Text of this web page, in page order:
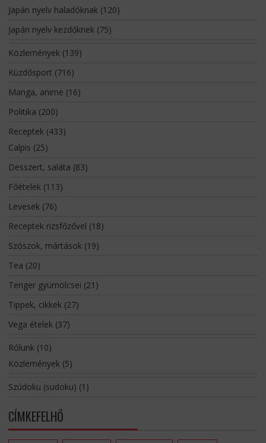
Japán nyelv haladóknak(120)
Japán nyelv kezdőknek(75)
Közlemények(139)
Küzdősport (716)
Manga, anime (16)
Politika (200)
Receptek(433)
Calpis (25)
Desszert, saláta (83)
Főételek(113)
Levesek(76)
Receptek rizsfőzővel (18)
Szószok, mártások(19)
Tea (20)
Tenger gyümölcsei (21)
Tippek, cikkek(27)
Vega ételek(37)
Rólunk(10)
Közlemények(5)
Szúdoku (sudoku) (1)
CÍMKEFELHŐ